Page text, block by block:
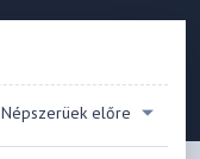
Népszerüek előre